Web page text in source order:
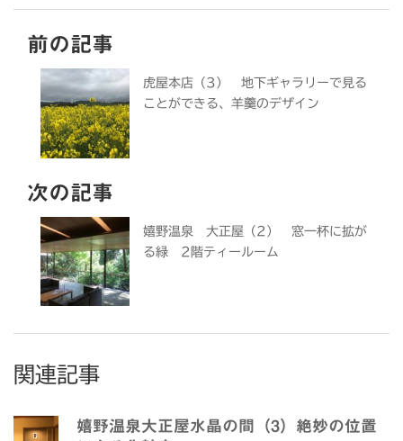
前の記事
虎屋本店（3） 地下ギャラリーで見る
ことができる、羊羹のデザイン
次の記事
嬉野温泉 大正屋（2） 窓一杯に拡が
る緑 2階ティールーム
関連記事
嬉野温泉大正屋水晶の間（3）絶妙の位置